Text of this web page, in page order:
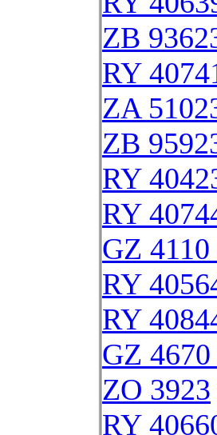
ZB
RY
ZA
ZB
RY
RY
GZ
RY
RY
GZ
ZO 3923
RY